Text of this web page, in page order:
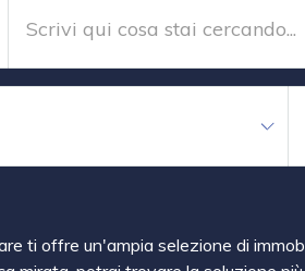
ti offre un'ampia selezione di